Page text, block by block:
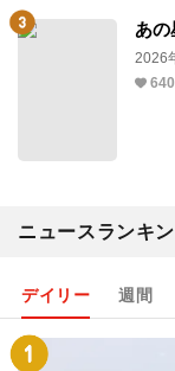
あの
2026
ニュースランキ
デイリー 週間